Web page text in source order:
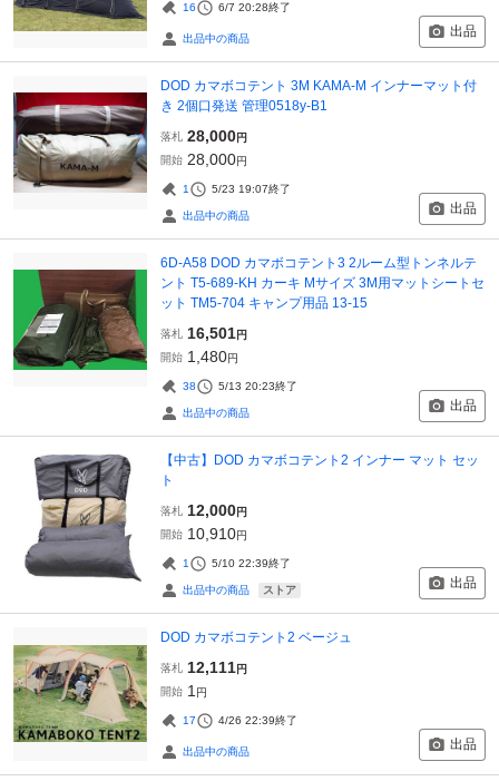
16 6/7 20:28終了
出品中の商品 出品
DOD カマボコテント 3M KAMA-M インナーマット付
き 2個口発送 管理0518y-B1
落札 28,000円
開始 28,000円
1 5/23 19:07終了
出品中の商品 出品
6D-A58 DOD カマボコテント3 2ルーム型トンネルテ
ント T5-689-KH カーキ Mサイズ 3M用マットシートセ
ット TM5-704 キャンプ用品 13-15
落札 16,501円
開始 1,480円
38 5/13 20:23終了
出品中の商品 出品
【中古】DOD カマボコテント2 インナー マット セッ
ト
落札 12,000円
開始 10,910円
1 5/10 22:39終了
出品中の商品 ストア 出品
DOD カマボコテント2 ベージュ
落札 12,111円
開始 1 円
17 4/26 22:39終了
出品中の商品 出品